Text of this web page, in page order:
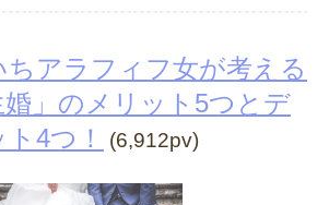
ちアラフィフ女が考える
婚」のメリット5つとデ
4つ！
(6,912pv)